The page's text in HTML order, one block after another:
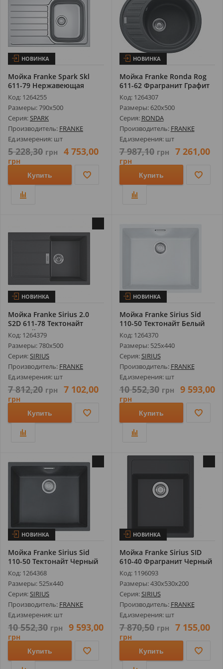
НОВИНКА
Мойка Franke Spark Skl
611-79 Нержавеющая
Сталь Деко...
Код: 1264255
Размеры: 790х500
Серия:SPARK
Производитель: FRANKE
Ед.измерения: шт
5 228,30 грн 4 753,00
грн
Купить
НОВИНКА
Мойка Franke Ronda Rog
611-62 Фрагранит Графит
114.0...
Код: 1264307
Размеры: 620х500
Серия: RONDA
Производитель: FRANKE
Ед.измерения: шт
7 987,10 грн 7 261,00
грн
Купить
НОВИНКА
Мойка Franke Sirius 2.0
S2D 611-78 Тектонайт
Черный ...
Код: 1264379
Размеры: 780х500
Серия:SIRIUS
Производитель: FRANKE
Ед.измерения: шт
7 812,20 грн 7 102,00
грн
Купить
НОВИНКА
Мойка Franke Sirius Sid
110-50 Тектонайт Белый
125.0...
Код: 1264370
Размеры: 525х440
Серия:SIRIUS
Производитель: FRANKE
Ед.измерения: шт
10 552,30 грн 9 593,00
грн
Купить
НОВИНКА
Мойка Franke Sirius Sid
110-50 Тектонайт Черный
125....
Код: 1264368
Размеры: 525х440
Серия:SIRIUS
Производитель: FRANKE
Ед.измерения: шт
10 552,30 грн 9 593,00
грн
Купить
НОВИНКА
Мойка Franke Sirius SID
610-40 Фрагранит Черный
114....
Код: 1196093
Размеры: 430х530х200
Серия:SIRIUS
Производитель: FRANKE
Ед.измерения: шт
7 870,50 грн 7 155,00
грн
Купить